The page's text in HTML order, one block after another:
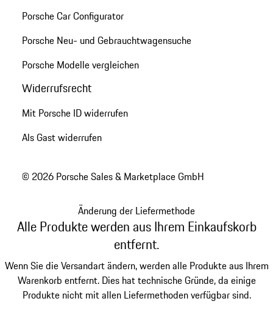
Porsche Car Configurator
Porsche Neu- und Gebrauchtwagensuche
Porsche Modelle vergleichen
Widerrufsrecht
Mit Porsche ID widerrufen
Als Gast widerrufen
© 2026 Porsche Sales & Marketplace GmbH
Änderung der Liefermethode
Alle Produkte werden aus Ihrem Einkaufskorb
entfernt.
Wenn Sie die Versandart ändern, werden alle Produkte aus Ihrem
Warenkorb entfernt. Dies hat technische Gründe, da einige
Produkte nicht mit allen Liefermethoden verfügbar sind.